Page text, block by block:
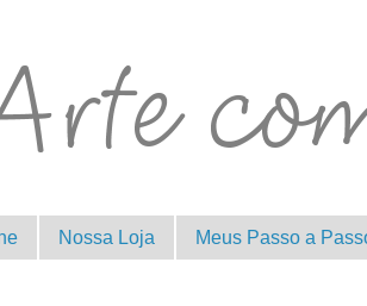
Nossa Loja Meus Passo a